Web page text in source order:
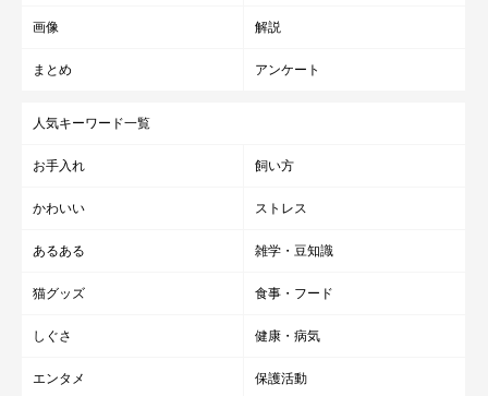
画像 解説
まとめ アンケート
人気キーワード一覧
お手入れ 飼い方
かわいい ストレス
あるある 雑学・豆知識
猫グッズ 食事・フード
しぐさ 健康・病気
エンタメ 保護活動